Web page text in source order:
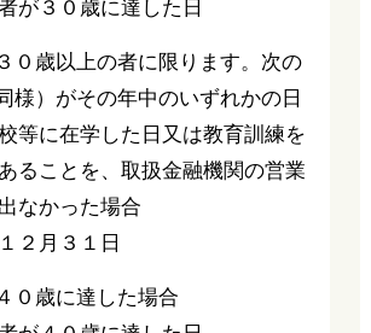
が３０歳に達した日
０歳以上の者に限ります。次の
様）がその年中のいずれかの日
等に在学した日又は教育訓練を
ることを、取扱金融機関の営業
なかった場合
２月３１日
０歳に達した場合